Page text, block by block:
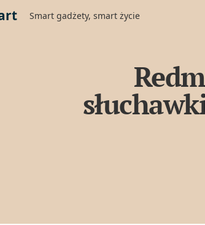
Smart gadżety, smart życie